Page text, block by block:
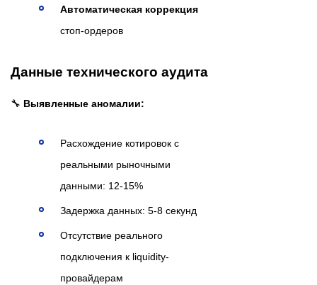
Автоматическая коррекция
стоп-ордеров
Данные технического аудита
🔧 Выявленные аномалии:
Расхождение котировок с
реальными рыночными
данными: 12-15%
Задержка данных: 5-8 секунд
Отсутствие реального
подключения к liquidity-
провайдерам